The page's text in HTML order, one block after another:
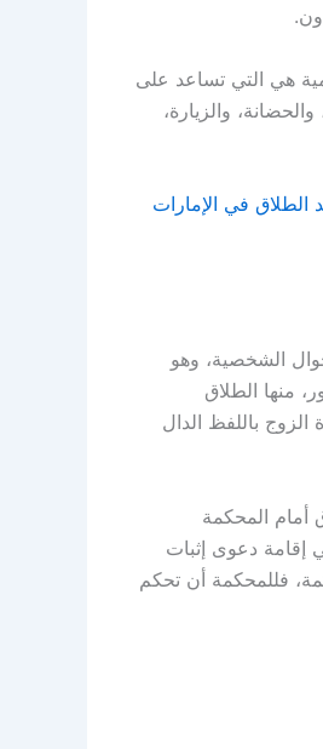
.
هي التي تساعد على
والزيارة،
الطلاق في الإمارات
الشخصية، وهو
منها الطلاق
باللفظ الدال
أمام المحكمة
إقامة دعوى إثبات
فللمحكمة أن تحكم